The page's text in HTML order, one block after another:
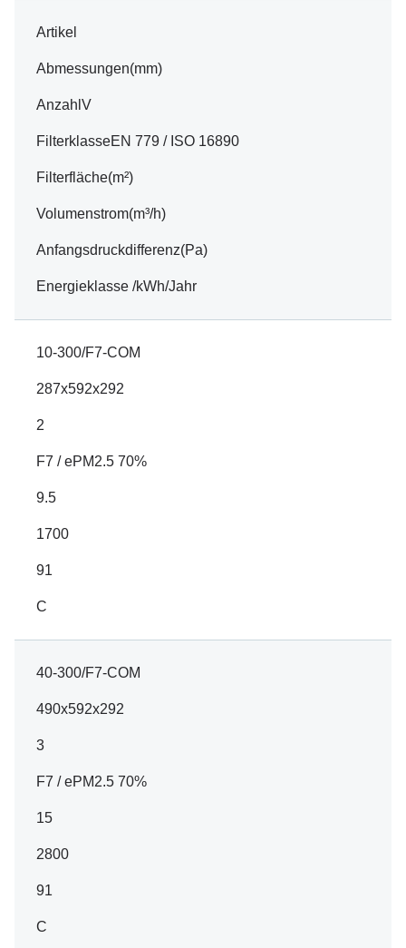
Artikel
Abmessungen(mm)
AnzahlV
FilterklasseEN 779 / ISO 16890
Filterfläche(m²)
Volumenstrom(m³/h)
Anfangsdruckdifferenz(Pa)
Energieklasse /kWh/Jahr
10-300/F7-COM
287x592x292
2
F7 / ePM2.5 70%
9.5
1700
91
C
40-300/F7-COM
490x592x292
3
F7 / ePM2.5 70%
15
2800
91
C